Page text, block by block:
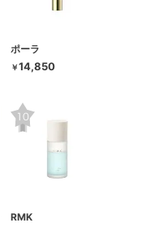
ポーラ
￥14,850
RMK